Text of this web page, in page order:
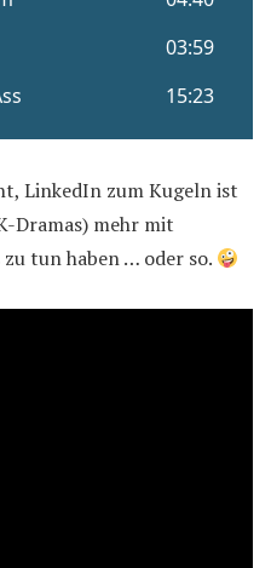
LinkedIn zum Kugeln ist
Dramas) mehr mit
tun haben … oder so.